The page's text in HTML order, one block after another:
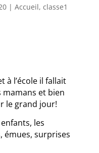
| Accueil, classe1
à l’école il fallait
et bien
le grand jour!
les
émues, surprises